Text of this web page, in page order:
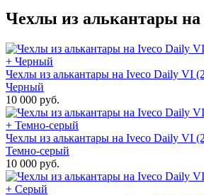
Чехлы из алькантары на
Чехлы из алькантары на Iveco Daily VI
Черный
10 000 руб.
Чехлы из алькантары на Iveco Daily VI
Темно-серый
10 000 руб.